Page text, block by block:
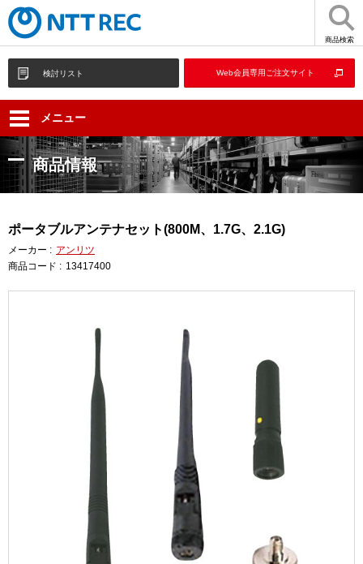
商品検索
検討リスト Web会員専用ご注文サイト
メニュー
商品情報
ポータブルアンテナセット(800M、1.7G、2.1G)
メーカー : アンリツ
商品コード : 13417400